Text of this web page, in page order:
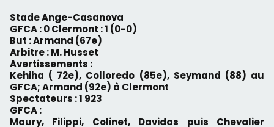
Stade Ange-Casanova
GFCA : 0 Clermont : 1 (0-0)
But : Armand (67e)
Arbitre : M. Husset
Avertissements :
Kehiha ( 72e), Colloredo (85e), Seymand (88) au
GFCA; Armand (92e) à Clermont
Spectateurs : 1 923
GFCA :
Maury, Filippi, Colinet, Davidas puis Chevalier